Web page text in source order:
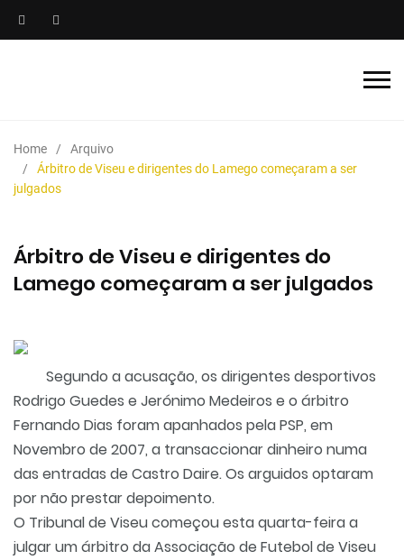
Home
Arquivo
Árbitro de Viseu e dirigentes do Lamego começaram a ser
julgados
Árbitro de Viseu e dirigentes do
Lamego começaram a ser julgados
Segundo a acusação, os dirigentes desportivos
Rodrigo Guedes e Jerónimo Medeiros e o árbitro
Fernando Dias foram apanhados pela PSP, em
Novembro de 2007, a transaccionar dinheiro numa
das entradas de Castro Daire. Os arguidos optaram
por não prestar depoimento.
O Tribunal de Viseu começou esta quarta-feira a
julgar um árbitro da Associação de Futebol de Viseu